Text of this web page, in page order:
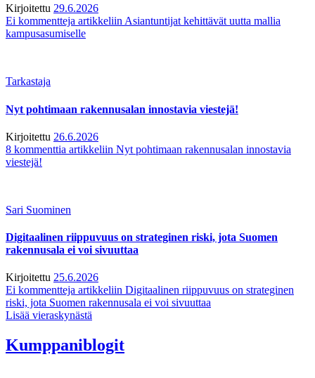
Kirjoitettu 29.6.2026
Ei kommentteja artikkeliin Asiantuntijat kehittävät uutta mallia
kampusasumiselle
Tarkastaja
Nyt pohtimaan rakennusalan innostavia viestejä!
Kirjoitettu 26.6.2026
8 kommenttia artikkeliin Nyt pohtimaan rakennusalan innostavia
viestejä!
Sari Suominen
Digitaalinen riippuvuus on strateginen riski, jota Suomen
rakennusala ei voi sivuuttaa
Kirjoitettu 25.6.2026
Ei kommentteja artikkeliin Digitaalinen riippuvuus on strateginen
riski, jota Suomen rakennusala ei voi sivuuttaa
Lisää vieraskynästä
Kumppaniblogit